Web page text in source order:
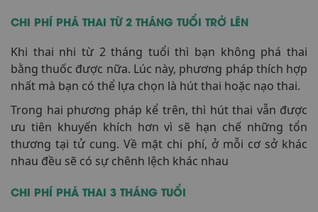
CHI PHÍ PHÁ THAI TỪ 2 THÁNG TUỔI TRỞ LÊN
Khi thai nhi từ 2 tháng tuổi thì bạn không phá thai
bằng thuốc được nữa. Lúc này, phương pháp thích hợp
nhất mà bạn có thể lựa chọn là hút thai hoặc nạo thai.
Trong hai phương pháp kể trên, thì hút thai vẫn được
ưu tiên khuyến khích hơn vì sẽ hạn chế những tổn
thương tại tử cung. Về mặt chi phí, ở mỗi cơ sở khác
nhau đều sẽ có sự chênh lệch khác nhau
CHI PHÍ PHÁ THAI 3 THÁNG TUỔI